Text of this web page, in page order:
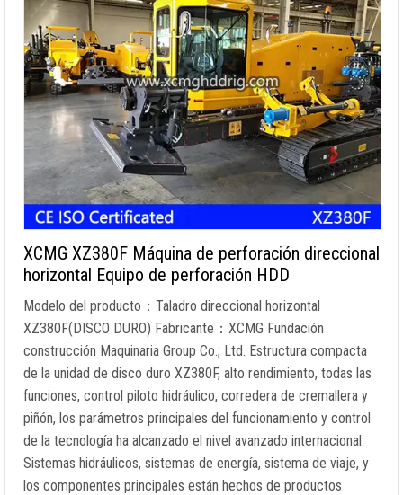
XCMG XZ380F Máquina de perforación direccional
horizontal Equipo de perforación HDD
Modelo del producto：Taladro direccional horizontal
XZ380F(DISCO DURO) Fabricante：XCMG Fundación
construcción Maquinaria Group Co.; Ltd. Estructura compacta
de la unidad de disco duro XZ380F, alto rendimiento, todas las
funciones, control piloto hidráulico, corredera de cremallera y
piñón, los parámetros principales del funcionamiento y control
de la tecnología ha alcanzado el nivel avanzado internacional.
Sistemas hidráulicos, sistemas de energía, sistema de viaje, y
los componentes principales están hechos de productos